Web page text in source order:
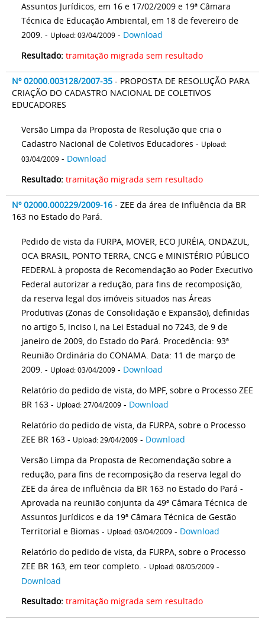
Assuntos Jurídicos, em 16 e 17/02/2009 e 19ª Câmara
Técnica de Educação Ambiental, em 18 de fevereiro de
2009. - Upload: 03/04/2009 - Download
Resultado: tramitação migrada sem resultado
Nº 02000.003128/2007-35 - PROPOSTA DE RESOLUÇÃO PARA
CRIAÇÃO DO CADASTRO NACIONAL DE COLETIVOS
EDUCADORES
Versão Limpa da Proposta de Resolução que cria o
Cadastro Nacional de Coletivos Educadores - Upload:
03/04/2009 - Download
Resultado: tramitação migrada sem resultado
Nº 02000.000229/2009-16 - ZEE da área de influência da BR
163 no Estado do Pará.
Pedido de vista da FURPA, MOVER, ECO JURÉIA, ONDAZUL,
OCA BRASIL, PONTO TERRA, CNCG e MINISTÉRIO PÚBLICO
FEDERAL à proposta de Recomendação ao Poder Executivo
Federal autorizar a redução, para fins de recomposição,
da reserva legal dos imóveis situados nas Áreas
Produtivas (Zonas de Consolidação e Expansão), definidas
no artigo 5, inciso I, na Lei Estadual no 7243, de 9 de
janeiro de 2009, do Estado do Pará. Procedência: 93ª
Reunião Ordinária do CONAMA. Data: 11 de março de
2009. - Upload: 03/04/2009 - Download
Relatório do pedido de vista, do MPF, sobre o Processo ZEE
BR 163 - Upload: 27/04/2009 - Download
Relatório do pedido de vista, da FURPA, sobre o Processo
ZEE BR 163 - Upload: 29/04/2009 - Download
Versão Limpa da Proposta de Recomendação sobre a
redução, para fins de recomposição da reserva legal do
ZEE da área de influência da BR 163 no Estado do Pará -
Aprovada na reunião conjunta da 49ª Câmara Técnica de
Assuntos Jurídicos e da 19ª Câmara Técnica de Gestão
Territorial e Biomas - Upload: 03/04/2009 - Download
Relatório do pedido de vista, da FURPA, sobre o Processo
ZEE BR 163, em teor completo. - Upload: 08/05/2009 -
Download
Resultado: tramitação migrada sem resultado